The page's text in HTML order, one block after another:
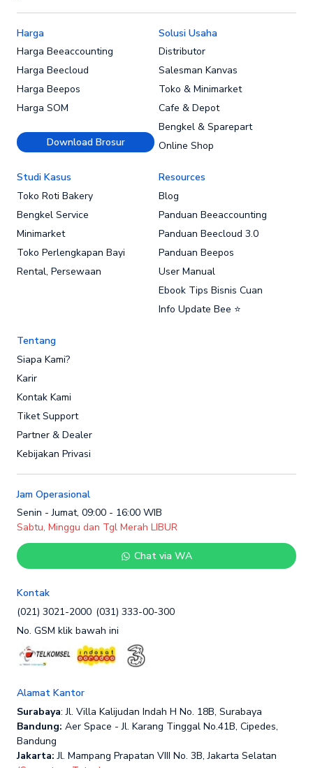
Harga
Harga Beeaccounting
Harga Beecloud
Harga Beepos
Harga SOM
Download Brosur
Solusi Usaha
Distributor
Salesman Kanvas
Toko & Minimarket
Cafe & Depot
Bengkel & Sparepart
Online Shop
Studi Kasus
Toko Roti Bakery
Bengkel Service
Minimarket
Toko Perlengkapan Bayi
Rental, Persewaan
Resources
Blog
Panduan Beeaccounting
Panduan Beecloud 3.0
Panduan Beepos
User Manual
Ebook Tips Bisnis Cuan
Info Update Bee ⭐
Tentang
Siapa Kami?
Karir
Kontak Kami
Tiket Support
Partner & Dealer
Kebijakan Privasi
Jam Operasional
Senin - Jumat, 09:00 - 16:00 WIB
Sabtu, Minggu dan Tgl Merah LIBUR
Chat via WA
Kontak
(021) 3021-2000 (031) 333-00-300
No. GSM klik bawah ini
Alamat Kantor
Surabaya: Jl. Villa Kalijudan Indah H No. 18B, Surabaya
Bandung: Aer Space - Jl. Karang Tinggal No.41B, Cipedes,
Bandung
Jakarta: Jl. Mampang Prapatan VIII No. 3B, Jakarta Selatan